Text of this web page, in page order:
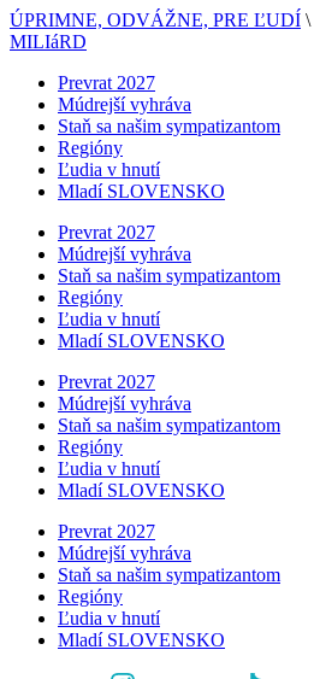
ÚPRIMNE, ODVÁŽNE, PRE ĽUDÍ \
MILIáRD
Prevrat 2027
Múdrejší vyhráva
Staň sa našim sympatizantom
Regióny
Ľudia v hnutí
Mladí SLOVENSKO
Prevrat 2027
Múdrejší vyhráva
Staň sa našim sympatizantom
Regióny
Ľudia v hnutí
Mladí SLOVENSKO
Prevrat 2027
Múdrejší vyhráva
Staň sa našim sympatizantom
Regióny
Ľudia v hnutí
Mladí SLOVENSKO
Prevrat 2027
Múdrejší vyhráva
Staň sa našim sympatizantom
Regióny
Ľudia v hnutí
Mladí SLOVENSKO